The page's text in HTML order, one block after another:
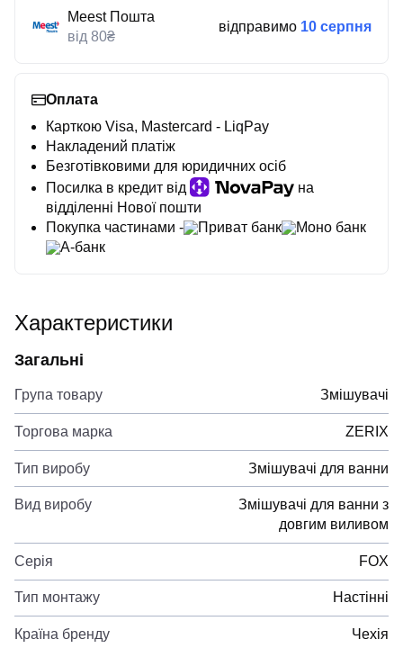
Meest Пошта
від 80₴
відправимо 10 серпня
Оплата
Карткою Visa, Mastercard - LiqPay
Накладений платіж
Безготівковими для юридичних осіб
Посилка в кредит від
на
відділенні Нової пошти
Покупка частинами -
Приват банк
Моно банк
А-банк
Характеристики
Загальні
Група товару Змішувачі
Торгова марка ZERIX
Тип виробу Змішувачі для ванни
Вид виробу
Змішувачі для ванни з
довгим виливом
Серія FOX
Тип монтажу Настінні
Країна бренду Чехія